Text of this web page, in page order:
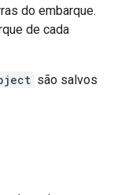
do embarque.
de cada
são salvos